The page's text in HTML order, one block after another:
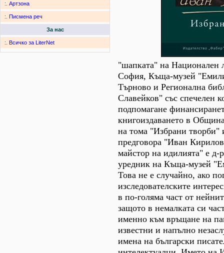
:. Артзона
:. Писмена реч
За нас
:. Всичко за LiterNet
"шапката" на Национален
София, Къща-музей
Търново и Регионална
Славейков" със спечелен
подпомагане
книгоиздаването в
на тома "Избрани творби"
предговора "Иван
майстор на идилията" е д-
уредник на Къща-музей
Това не е случайно, ако
изследователските
в по-голяма част от
защото в немалката си
именно към връщане на
известни и напълно
имена на български